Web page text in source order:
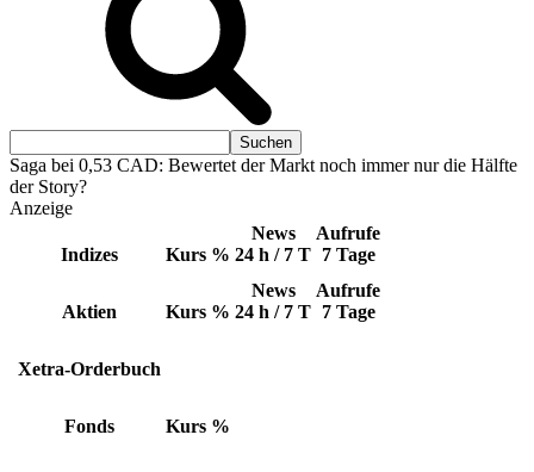
Saga bei 0,53 CAD: Bewertet der Markt noch immer nur die Hälfte
der Story?
Anzeige
Indizes Kurs %
News
24 h / 7 T
Aufrufe
7 Tage
Aktien Kurs %
News
24 h / 7 T
Aufrufe
7 Tage
Xetra-Orderbuch
Fonds Kurs %